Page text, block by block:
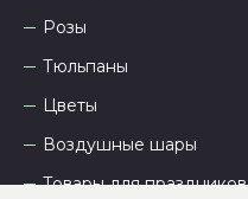
Розы
Тюльпаны
Цветы
Воздушные шары
Товары для праздников